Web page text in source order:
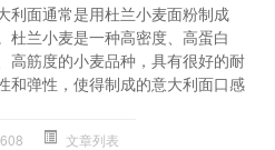
利面通常是用杜兰小麦面粉制成
杜兰小麦是一种高密度、高蛋白
高筋度的小麦品种，具有很好的耐
和弹性，使得制成的意大利面口感
608 文章列表